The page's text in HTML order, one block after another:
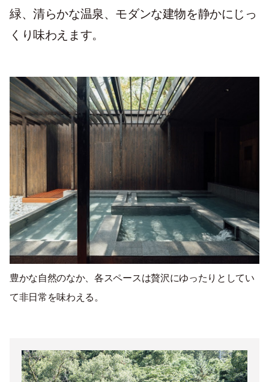
緑、清らかな温泉、モダンな建物を静かにじっ
くり味わえます。
豊かな自然のなか、各スペースは贅沢にゆったりとしてい
て非日常を味わえる。